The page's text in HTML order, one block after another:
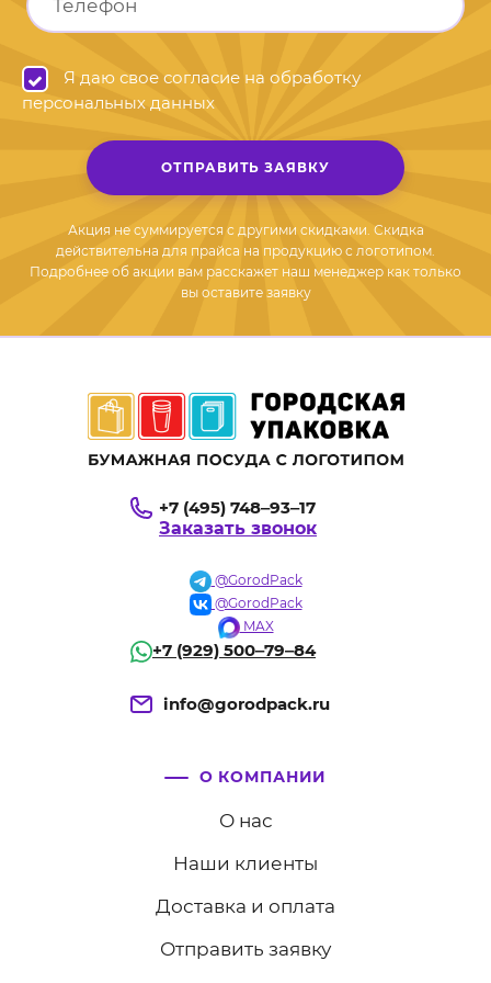
Я даю свое согласие на обработку
персональных данных
ОТПРАВИТЬ ЗАЯВКУ
Акция не суммируется с другими скидками. Скидка
действительна для прайса на продукцию с логотипом.
Подробнее об акции вам расскажет наш менеджер как только
вы оставите заявку
+7 (495) 748‒93‒17
Заказать звонок
@GorodPack
@GorodPack
MAX
+7 (929) 500‒79‒84
info@gorodpack.ru
О КОМПАНИИ
О нас
Наши клиенты
Доставка и оплата
Отправить заявку